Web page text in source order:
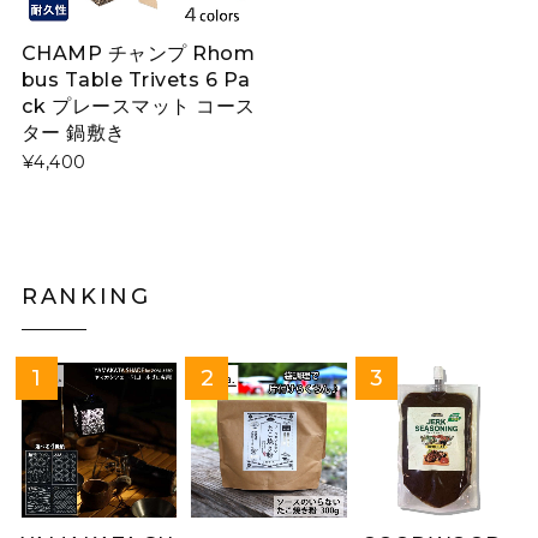
CHAMP チャンプ Rhom
bus Table Trivets 6 Pa
ck プレースマット コース
ター 鍋敷き
¥4,400
RANKING